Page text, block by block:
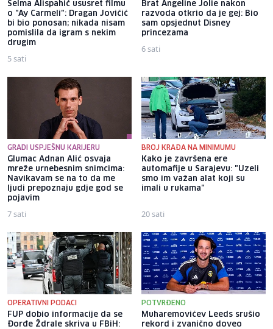
Selma Alispahić ususret filmu
o "Ay Carmeli": Dragan Jovičić
bi bio ponosan; nikada nisam
pomislila da igram s nekim
drugim
5 sati
Brat Angeline Jolie nakon
razvoda otkrio da je gej: Bio
sam opsjednut Disney
princezama
6 sati
GRADI USPJEŠNU KARIJERU
Glumac Adnan Alić osvaja
mreže urnebesnim snimcima:
Navikavam se na to da me
ljudi prepoznaju gdje god se
pojavim
7 sati
BROJ KRAĐA NA MINIMUMU
Kako je završena ere
automafije u Sarajevu: "Uzeli
smo im važan alat koji su
imali u rukama"
20 sati
OPERATIVNI PODACI
FUP dobio informacije da se
Đorđe Ždrale skriva u FBiH:
POTVRĐENO
Muharemovićev Leeds srušio
rekord i zvanično doveo